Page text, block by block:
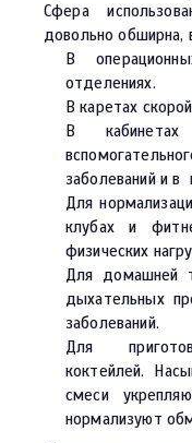
Сфера
довольно обширна,
В
отделениях.
В каретах
В кабинетах
заболеваний и в
Для
клубах и
физических
Для домашней
дыхательных
заболеваний.
Для
коктейлей.
смеси
нормализуют